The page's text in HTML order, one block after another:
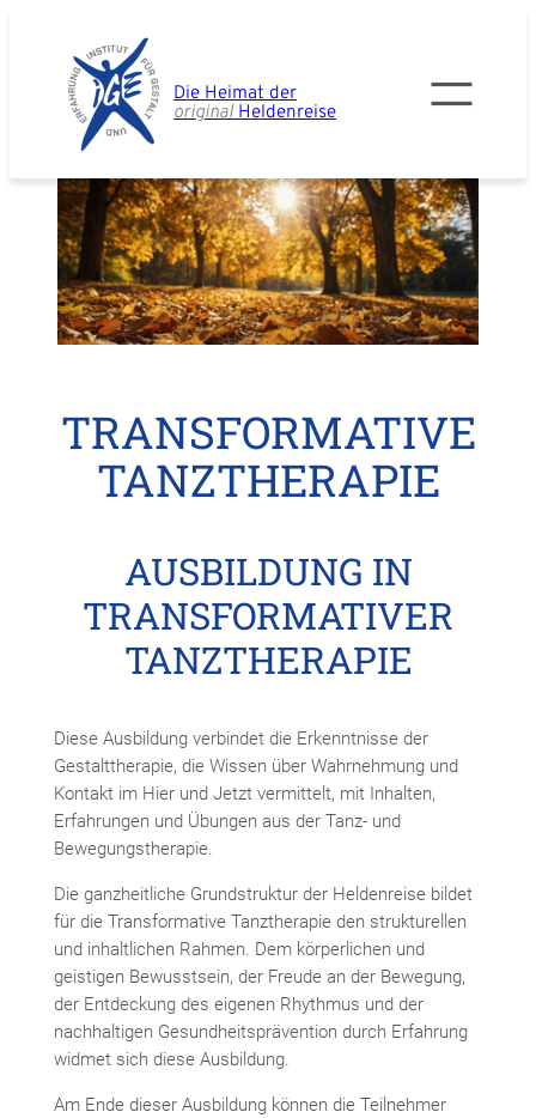
springen
Die Heimat der
originalHeldenreise
TRANSFORMATIVE
TANZTHERAPIE
AUSBILDUNG IN
TRANSFORMATIVER
TANZTHERAPIE
Diese Ausbildung verbindet die Erkenntnisse der
Gestalttherapie, die Wissen über Wahrnehmung und
Kontakt im Hier und Jetzt vermittelt, mit Inhalten,
Erfahrungen und Übungen aus der Tanz- und
Bewegungstherapie.
Die ganzheitliche Grundstruktur der Heldenreise bildet
für die Transformative Tanztherapie den strukturellen
und inhaltlichen Rahmen. Dem körperlichen und
geistigen Bewusstsein, der Freude an der Bewegung,
der Entdeckung des eigenen Rhythmus und der
nachhaltigen Gesundheitsprävention durch Erfahrung
widmet sich diese Ausbildung.
Am Ende dieser Ausbildung können die Teilnehmer